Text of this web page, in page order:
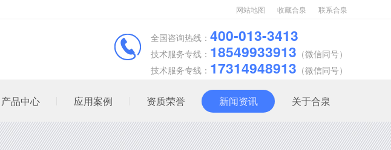
网站地图 收藏合泉 联系合泉
全国咨询热线： 400-013-3413
技术服务专线： 18549933913 （微信同号）
技术服务专线： 17314948913 （微信同号）
产品中心 应用案例 资质荣誉 新闻资讯 关于合泉